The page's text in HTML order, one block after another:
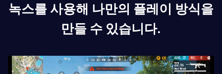
녹스를 사용해 나만의 플레이 방식을
만들 수 있습니다.